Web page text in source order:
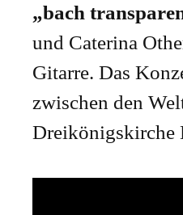
„bach
und Caterina
Gitarre. Das
zwischen den
Dreikönigskirche